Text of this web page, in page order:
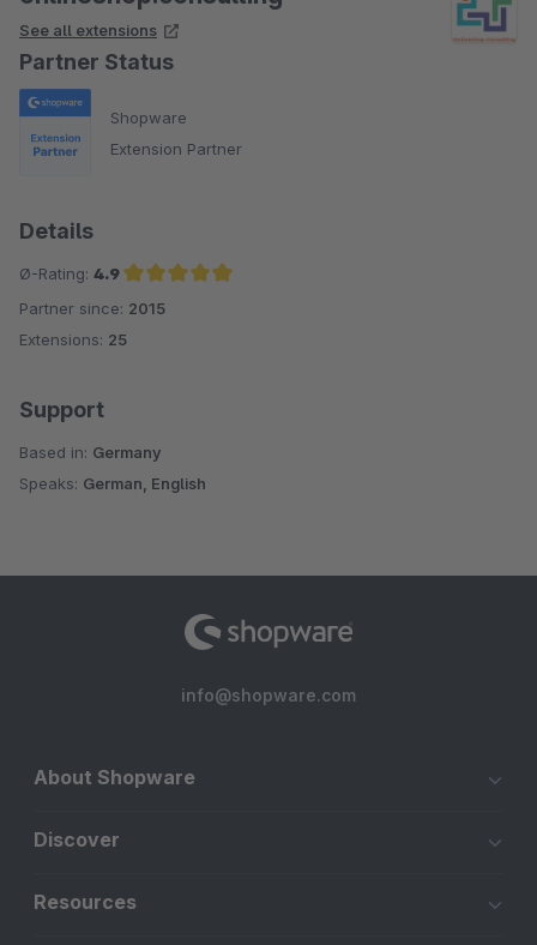
See all extensions
Partner Status
Shopware
Extension Partner
Details
Ø-Rating: 4.9
Average rating of 4.9 out of 5 stars
Partner since: 2015
Extensions: 25
Support
Based in: Germany
Speaks: German, English
info@shopware.com
About Shopware
Discover
Resources